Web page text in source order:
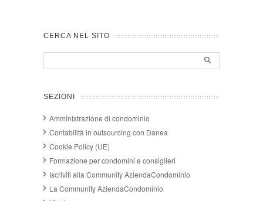
CERCA NEL SITO
SEZIONI
Amministrazione di condominio
Contabilità in outsourcing con Danea
Cookie Policy (UE)
Formazione per condomini e consiglieri
Iscriviti alla Community AziendaCondominio
La Community AziendaCondominio